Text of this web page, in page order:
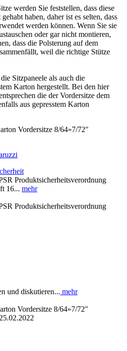
werden Sie feststellen, dass diese
haben, daher ist es selten, dass
werden können. Wenn Sie sie
oder gar nicht montieren,
dass die Polsterung auf dem
weil die richtige Stütze
Sitzpaneele als auch die
Karton hergestellt. Bei den hier
die der Vordersitze dem
aus gepresstem Karton
Vordersitze 8/64»7/72"
Produktsicherheitsverordnung
16... mehr
Produktsicherheitsverordnung
und diskutieren... mehr
Vordersitze 8/64»7/72"
25.02.2022